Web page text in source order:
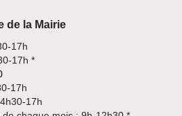
de la Mairie
17h
17h *
17h
17h